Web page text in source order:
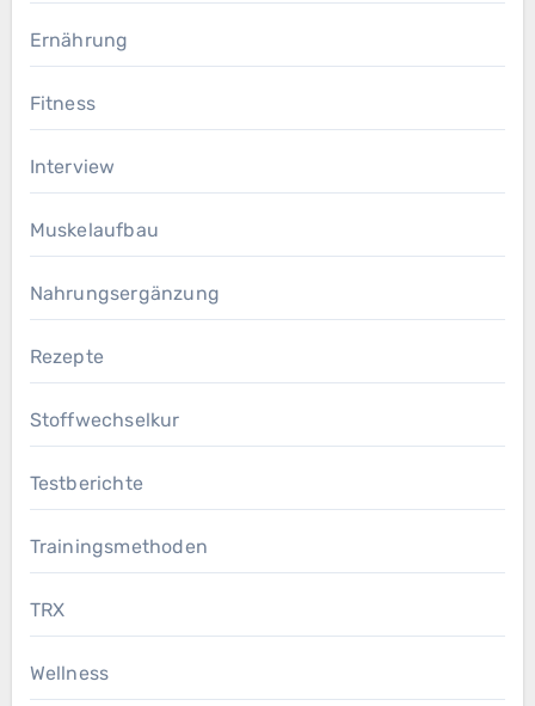
Ernährung
Fitness
Interview
Muskelaufbau
Nahrungsergänzung
Rezepte
Stoffwechselkur
Testberichte
Trainingsmethoden
TRX
Wellness